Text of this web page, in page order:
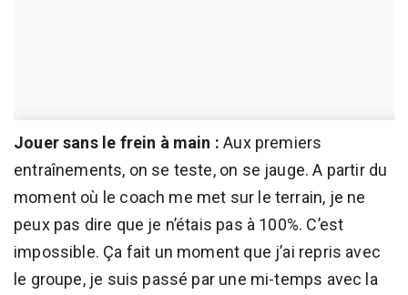
Jouer sans le frein à main :Aux premiers
entraînements, on se teste, on se jauge. A partir du
moment où le coach me met sur le terrain, je ne
peux pas dire que je n’étais pas à 100%. C’est
impossible. Ça fait un moment que j’ai repris avec
le groupe, je suis passé par une mi-temps avec la